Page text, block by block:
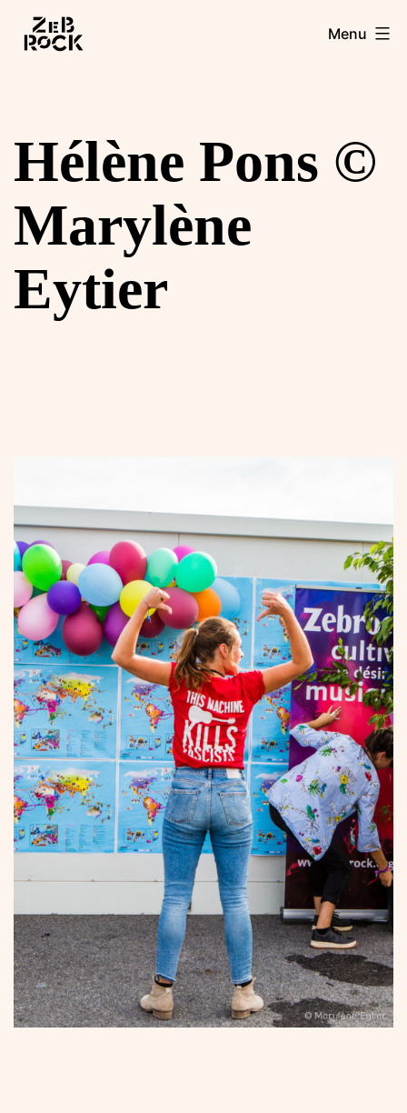
Aller
Zebrock Menu
Hélène Pons ©
Marylène
Eytier